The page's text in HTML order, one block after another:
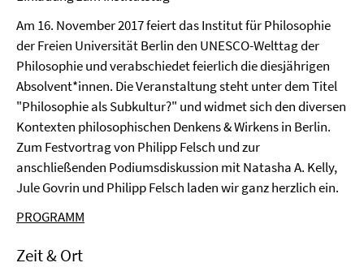
Am 16. November 2017 feiert das Institut für Philosophie
der Freien Universität Berlin den UNESCO-Welttag der
Philosophie und verabschiedet feierlich die diesjährigen
Absolvent*innen. Die Veranstaltung steht unter dem Titel
"Philosophie als Subkultur?" und widmet sich den diversen
Kontexten philosophischen Denkens & Wirkens in Berlin.
Zum Festvortrag von Philipp Felsch und zur
anschließenden Podiumsdiskussion mit Natasha A. Kelly,
Jule Govrin und Philipp Felsch laden wir ganz herzlich ein.
PROGRAMM
Zeit & Ort